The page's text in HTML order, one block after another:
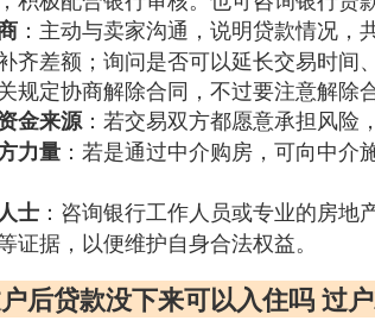
：主动与卖家沟通，说明贷款情况
齐差额；询问是否可以延长交易时
规定协商解除合同，不过要注意解除
金来源 ：若交易双方都愿意承担风险
力量 ：若是通过中介购房，可向中
士 ：咨询银行工作人员或专业的房
证据，以便维护自身合法权益。
后贷款没下来可以入住吗 过